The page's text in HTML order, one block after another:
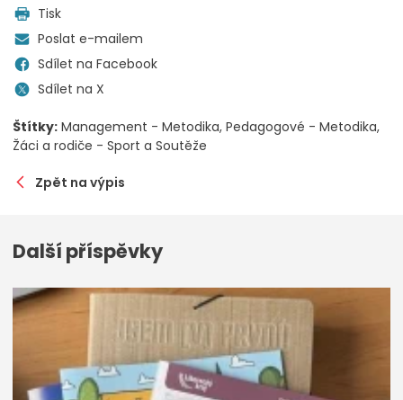
Tisk
Poslat e-mailem
Sdílet na Facebook
Sdílet na X
Štítky: Management - Metodika Pedagogové - Metodika
Žáci a rodiče - Sport a Soutěže
Zpět na výpis
Další příspěvky